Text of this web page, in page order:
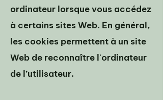
ordinateur lorsque vous accédez
à certains sites Web. En général,
les cookies permettent à un site
Web de reconnaître l'ordinateur
de l’utilisateur.